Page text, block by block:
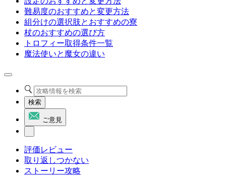
難易度のおすすめと変更方法
組分けの選択肢とおすすめの寮
杖のおすすめの選び方
トロフィー取得条件一覧
魔法使いと魔女の違い
検索
ご意見
評価レビュー
取り返しつかない
ストーリー攻略